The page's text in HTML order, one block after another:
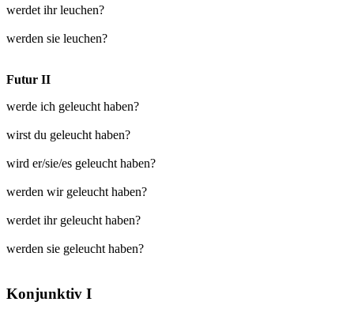
werdet ihr leuchen?
werden sie leuchen?
Futur II
werde ich geleucht haben?
wirst du geleucht haben?
wird er/sie/es geleucht haben?
werden wir geleucht haben?
werdet ihr geleucht haben?
werden sie geleucht haben?
Konjunktiv I